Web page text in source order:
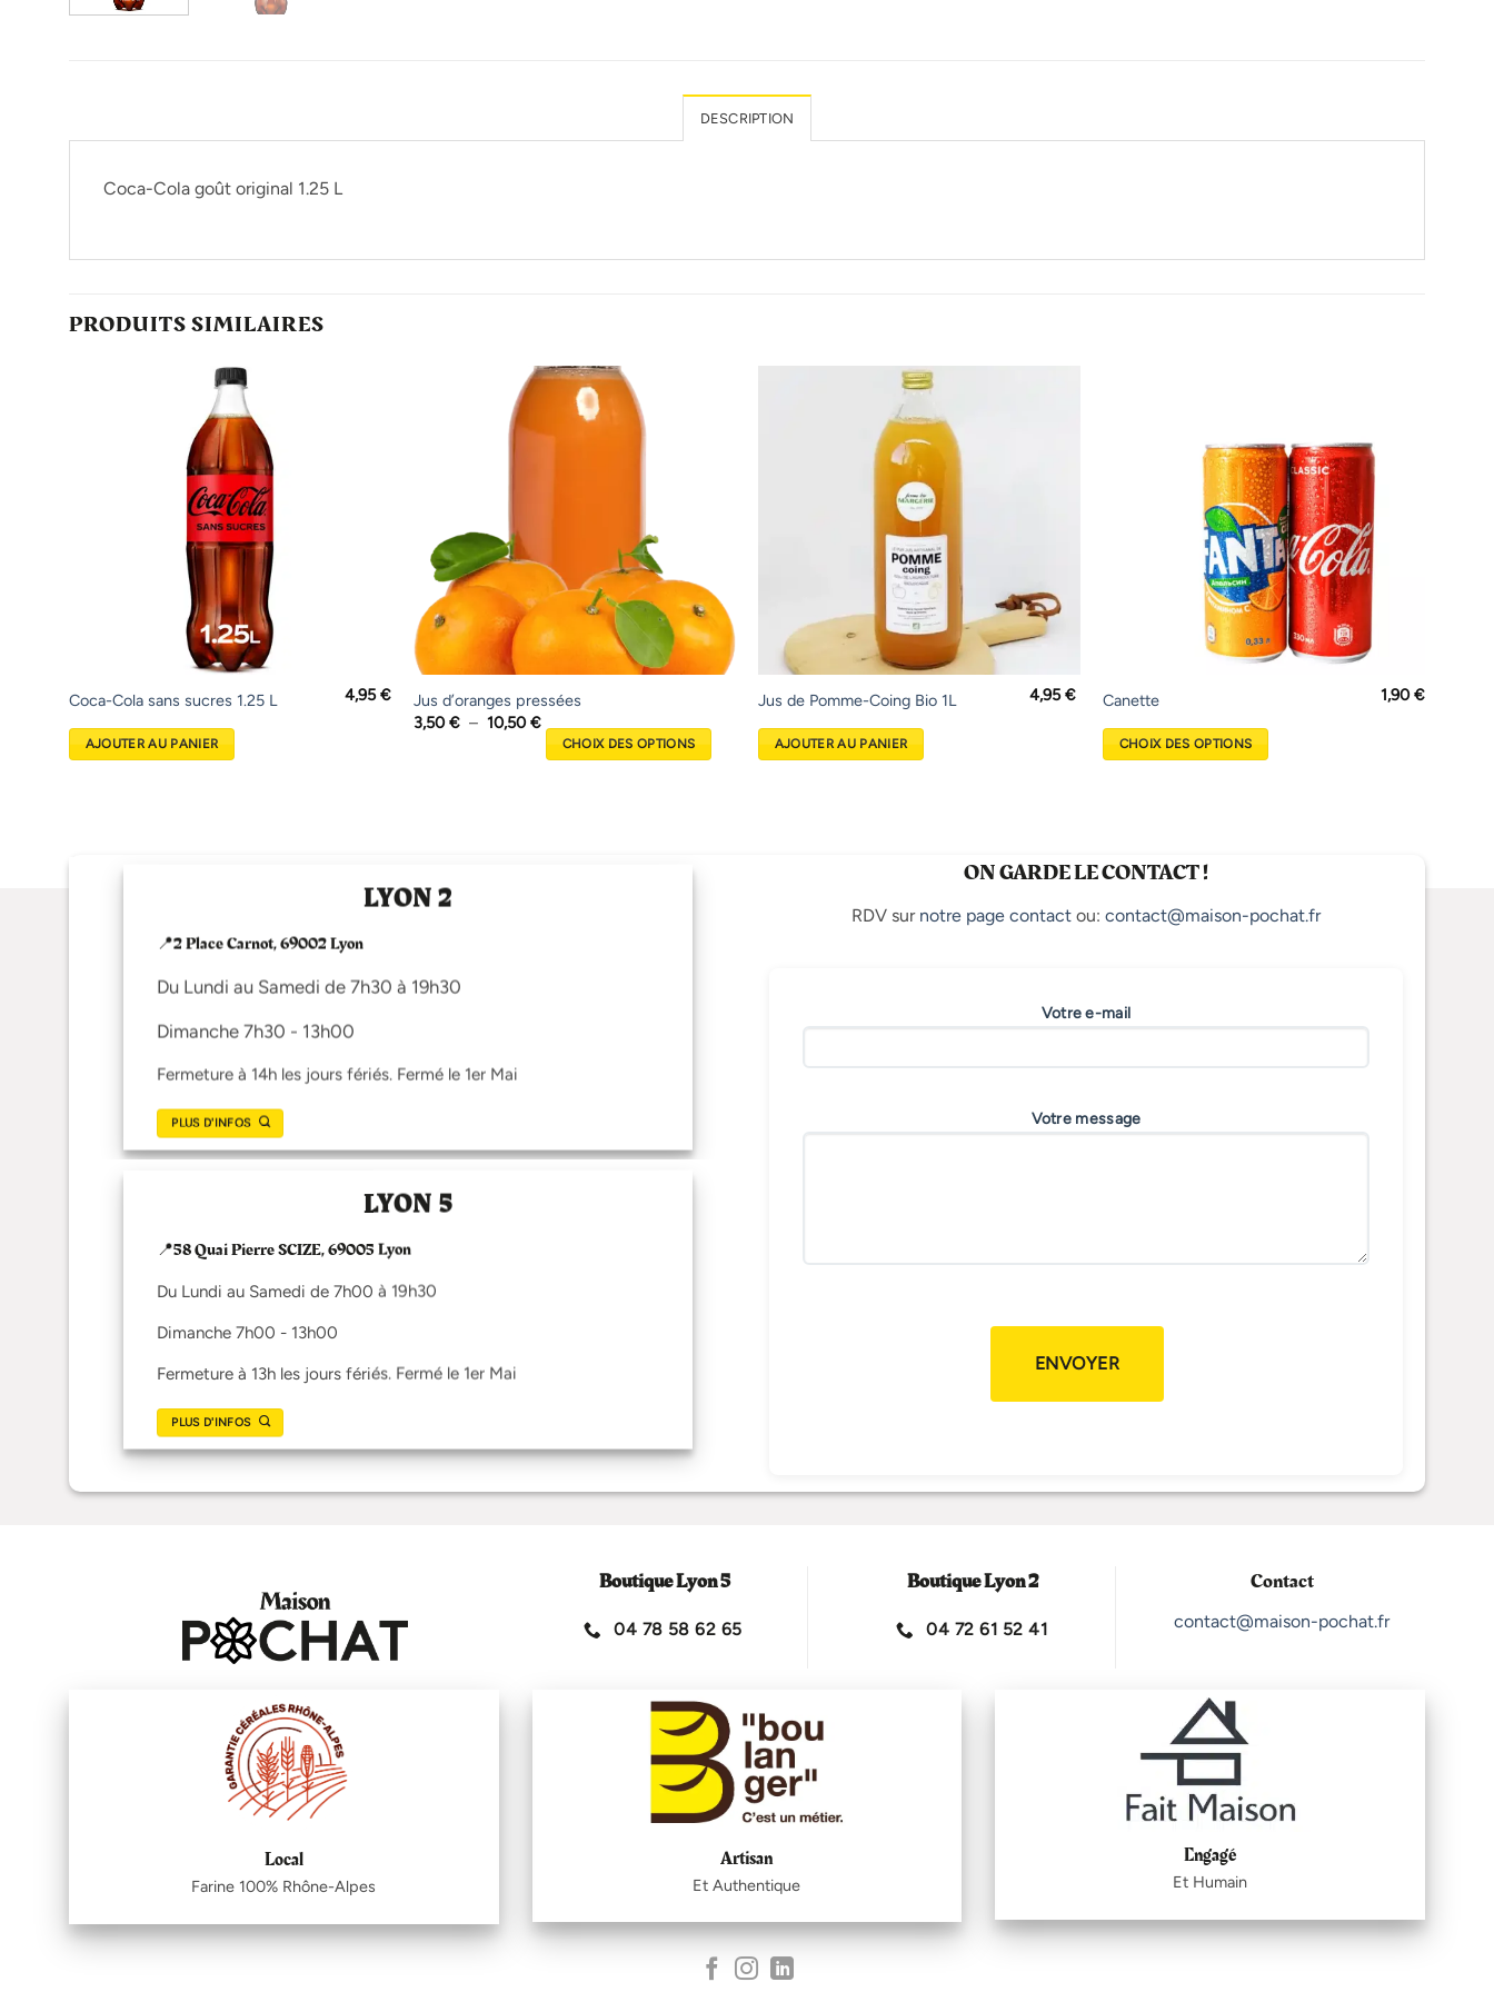
DESCRIPTION
Coca-Cola goût original 1.25 L
PRODUITS SIMILAIRES
Coca-Cola sans sucres 1.25 L 4,95€
AJOUTER AU PANIER
Jus d’oranges pressées
3,50€ – 10,50€Plage
de
prix :CHOIX DES OPTIONS
Ce
produit
être
la
Jus de Pomme-Coing Bio 1L 4,95€
AJOUTER AU PANIER
Canette 1,90€
CHOIX DES OPTIONS
Ce
a
peuvent
choisies
page
LYON 2
📍2 Place Carnot, 69002 Lyon
Du Lundi au Samedi de 7h30 à 19h30
Dimanche 7h30 - 13h00
Fermeture à 14h les jours fériés. Fermé le 1er Mai
PLUS D'INFOS
LYON 5
📍58 Quai Pierre SCIZE, 69005 Lyon
Du Lundi au Samedi de 7h00 à 19h30
Dimanche 7h00 - 13h00
Fermeture à 13h les jours fériés. Fermé le 1er Mai
PLUS D'INFOS
ON GARDE LE CONTACT !
RDV sur notre page contact ou: contact@maison-pochat.fr
Votre e-mail
Votre message
Boutique Lyon 5
04 78 58 62 65
Boutique Lyon 2
04 72 61 52 41
Contact
contact@maison-pochat.fr
Local
Farine 100% Rhône-Alpes
Artisan
Et Authentique
Engagé
Et Humain